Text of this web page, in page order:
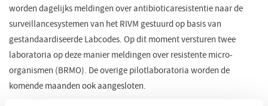
worden dagelijks meldingen over antibioticaresistentie naar de
surveillancesystemen van het RIVM gestuurd op basis van
gestandaardiseerde Labcodes. Op dit moment versturen twee
laboratoria op deze manier meldingen over resistente micro-
organismen (BRMO). De overige pilotlaboratoria worden de
komende maanden ook aangesloten.